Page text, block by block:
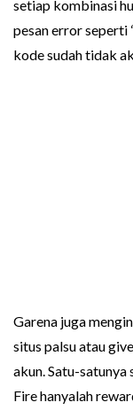
setiap kombinasi
pesan error seperti
kode sudah tidak
Garena juga
situs palsu atau
akun. Satu-
Fire hanyalah